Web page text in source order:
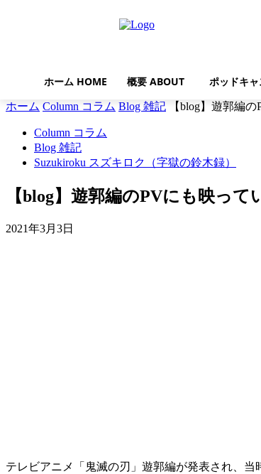
ホーム HOME 概要 ABOUT ポッドキ
ホーム Column コラム Blog 雑記 【blog】遊郭編の
Column コラム
Blog 雑記
Suzukiroku スズキロク（字獄の鈴木録）
【blog】遊郭編のPVにも映っ
2021年3月3日
テレビアニメ「鬼滅の刃」遊郭編が発表され、